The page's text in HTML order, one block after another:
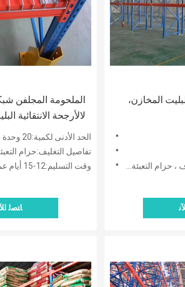
الملحومة المجلفن
لالأرجحة الانتقائية
العناصر الصغيرة
الحد الأدنى لكمية:20 وحدة
تفاصيل التغليف:حزام
وقت التسليم:12-15 أيام عمل
ﺎﺘﺼﻟ
المخازن،
و شريط خشبي